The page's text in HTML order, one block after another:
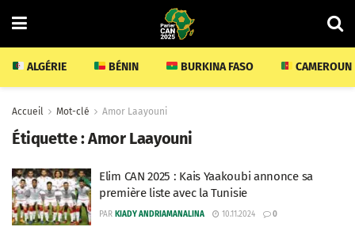
ALGÉRIE BÉNIN BURKINA FASO CAMEROUN
Accueil Mot-clé Amor Laayouni
Étiquette :Amor Laayouni
Elim CAN 2025 : Kais Yaakoubi annonce sa
première liste avec la Tunisie
PAR KIADY ANDRIAMANALINA 10.11.2024 0